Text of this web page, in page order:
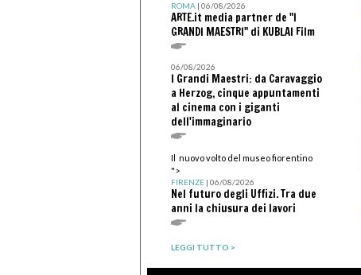
ROMA| 06/08/2026
ARTE.it media partner de "I
GRANDI MAESTRI" di KUBLAI Film
06/08/2026
I Grandi Maestri: da Caravaggio
a Herzog, cinque appuntamenti
al cinema con i giganti
dell'immaginario
Il nuovo volto del museo fiorentino
">
FIRENZE| 06/08/2026
Nel futuro degli Uffizi. Tra due
anni la chiusura dei lavori
LEGGI TUTTO >